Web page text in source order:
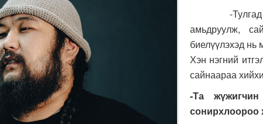
-Тулгад өөр
амьдруулж,
биелүүлэхэд нь
Хэн нэгний
сайнаараа
-Та
сонирхлоороо